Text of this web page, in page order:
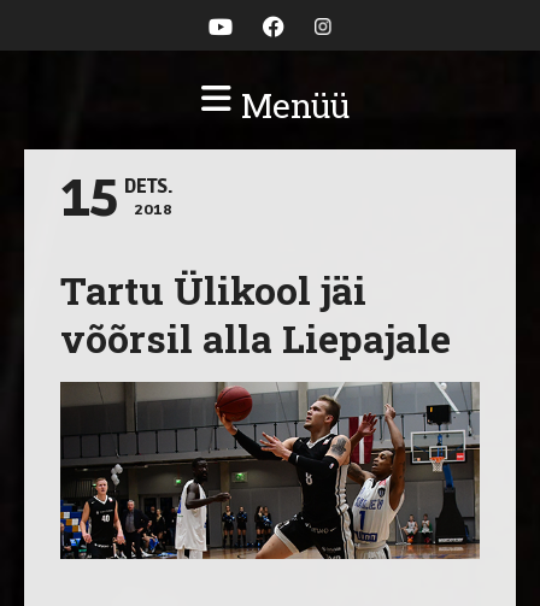
Menüü
15 DETS.
2018
Tartu Ülikool jäi
võõrsil alla Liepajale